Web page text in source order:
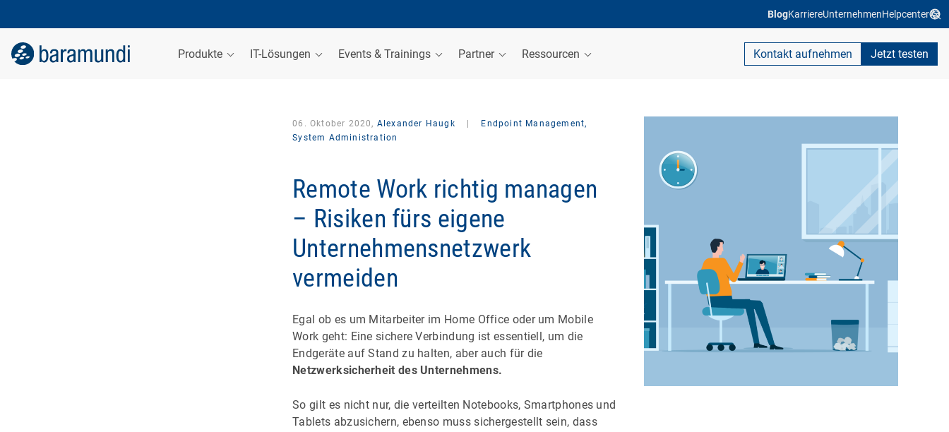
BlogKarriereUnternehmenHelpcenter
Produkte IT-Lösungen Events & Trainings Partner Ressourcen Kontakt aufnehmen Jetzt testen
06. Oktober 2020, Alexander Haugk
Endpoint Management,
System Administration
Remote Work richtig managen
– Risiken fürs eigene
Unternehmensnetzwerk
vermeiden
Egal ob es um Mitarbeiter im Home Office oder um Mobile
Work geht: Eine sichere Verbindung ist essentiell, um die
Endgeräte auf Stand zu halten, aber auch für die
Netzwerksicherheit des Unternehmens.
So gilt es nicht nur, die verteilten Notebooks, Smartphones und
Tablets abzusichern, ebenso muss sichergestellt sein, dass